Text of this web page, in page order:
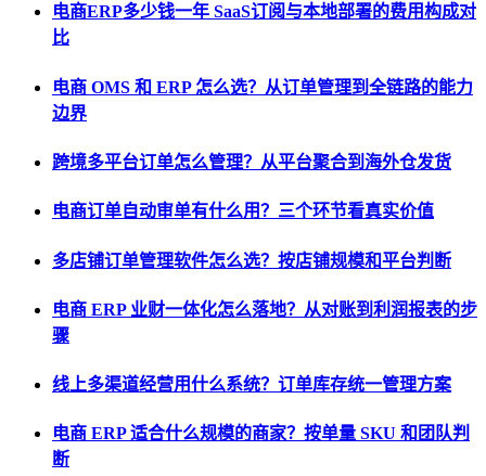
电商ERP多少钱一年 SaaS订阅与本地部署的费用构成对
比
电商 OMS 和 ERP 怎么选？从订单管理到全链路的能力
边界
跨境多平台订单怎么管理？从平台聚合到海外仓发货
电商订单自动审单有什么用？三个环节看真实价值
多店铺订单管理软件怎么选？按店铺规模和平台判断
电商 ERP 业财一体化怎么落地？从对账到利润报表的步
骤
线上多渠道经营用什么系统？订单库存统一管理方案
电商 ERP 适合什么规模的商家？按单量 SKU 和团队判
断